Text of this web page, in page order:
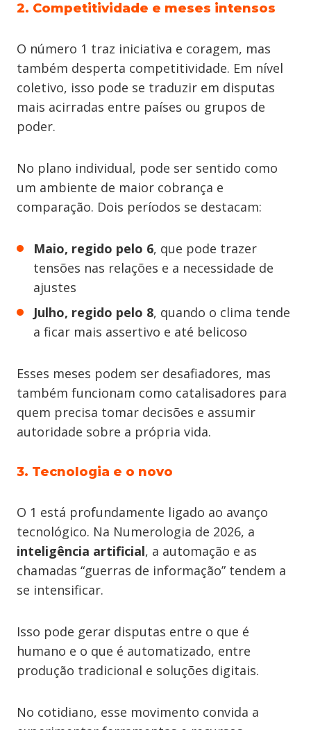
2. Competitividade e meses intensos
O número 1 traz iniciativa e coragem, mas
também desperta competitividade. Em nível
coletivo, isso pode se traduzir em disputas
mais acirradas entre países ou grupos de
poder.
No plano individual, pode ser sentido como
um ambiente de maior cobrança e
comparação. Dois períodos se destacam:
Maio, regido pelo 6, que pode trazer
tensões nas relações e a necessidade de
ajustes
Julho, regido pelo 8, quando o clima tende
a ficar mais assertivo e até belicoso
Esses meses podem ser desafiadores, mas
também funcionam como catalisadores para
quem precisa tomar decisões e assumir
autoridade sobre a própria vida.
3. Tecnologia e o novo
O 1 está profundamente ligado ao avanço
tecnológico. Na Numerologia de 2026, a
inteligência artificial, a automação e as
chamadas “guerras de informação” tendem a
se intensificar.
Isso pode gerar disputas entre o que é
humano e o que é automatizado, entre
produção tradicional e soluções digitais.
No cotidiano, esse movimento convida a